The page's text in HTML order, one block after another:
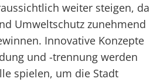
weiter steigen, da
Umweltschutz zunehmend
Innovative Konzepte
und -trennung werden
spielen, um die Stadt